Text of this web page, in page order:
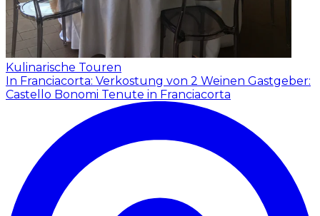
Kulinarische Touren
In Franciacorta: Verkostung von 2 Weinen Gastgeber:
Castello Bonomi Tenute in Franciacorta